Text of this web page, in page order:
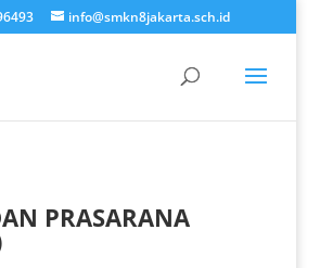
info@smkn8jakarta.sch.id
PRASARANA